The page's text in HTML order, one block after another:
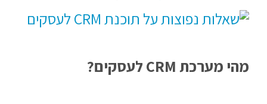
מהי מערכת CRM לעסקים?